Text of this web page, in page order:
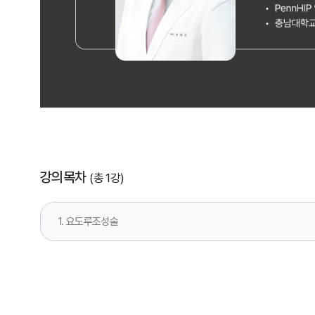
강의목차 (총 1강)
1. 요도루조성술